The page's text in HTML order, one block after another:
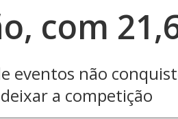
com
eventos não
a competição